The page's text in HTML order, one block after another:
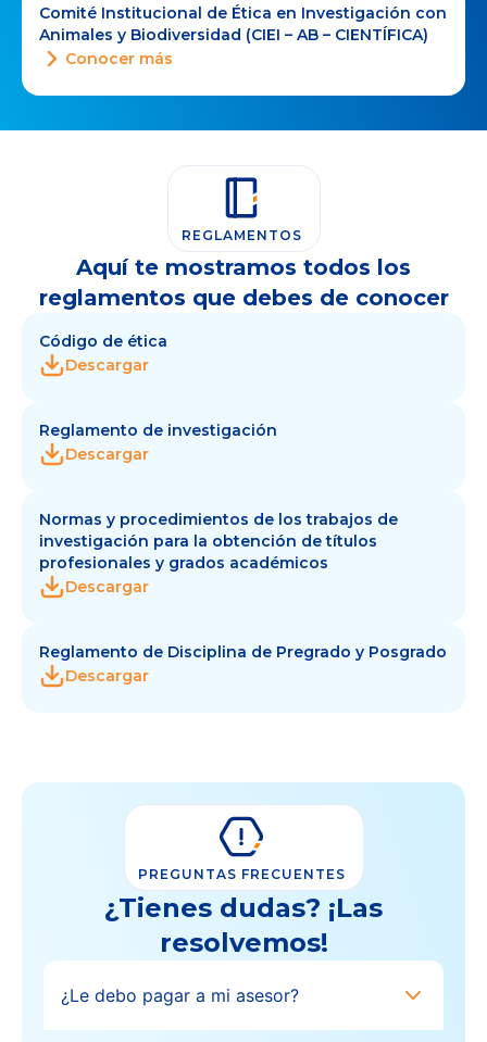
Comité Institucional de Ética en Investigación con
Animales y Biodiversidad (CIEI – AB – CIENTÍFICA)
Conocer más
REGLAMENTOS
Aquí te mostramos todos los
reglamentos que debes de conocer
Código de ética
Descargar
Reglamento de investigación
Descargar
Normas y procedimientos de los trabajos de
investigación para la obtención de títulos
profesionales y grados académicos
Descargar
Reglamento de Disciplina de Pregrado y Posgrado
Descargar
PREGUNTAS FRECUENTES
¿Tienes dudas? ¡Las
resolvemos!
¿Le debo pagar a mi asesor?